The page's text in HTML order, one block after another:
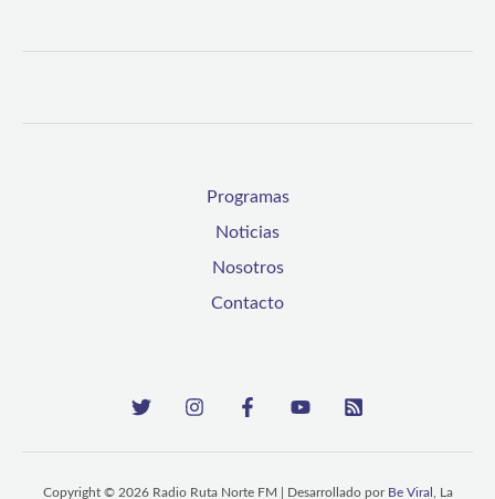
Programas
Noticias
Nosotros
Contacto
Copyright © 2026 Radio Ruta Norte FM | Desarrollado por Be Viral , La